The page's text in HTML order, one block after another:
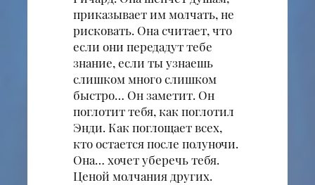
приказывает им молчать, не
рисковать. Она считает, что
если они передадут тебе
знание, если ты узнаешь
слишком много слишком
быстро… Он заметит. Он
поглотит тебя, как поглотил
Энди. Как поглощает всех,
кто остается после полуночи.
Она… хочет уберечь тебя.
Ценой молчания других.